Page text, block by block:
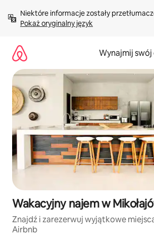
treści Pokaż oryginalny język
Wynajmij
Wakacyjny najem w
Znajdź i zarezerwuj wyjątkowe
Airbnb